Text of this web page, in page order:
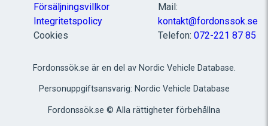
Försäljningsvillkor
Integritetspolicy
Cookies
Mail:
kontakt@fordonssok.se
Telefon: 072-221 87 85
Fordonssök.se är en del av Nordic Vehicle Database.
Personuppgiftsansvarig: Nordic Vehicle Database
Fordonssök.se © Alla rättigheter förbehållna